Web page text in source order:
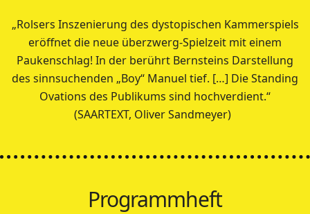
„Rolsers Inszenierung des dystopischen Kammerspiels
eröffnet die neue überzwerg-Spielzeit mit einem
Paukenschlag! In der berührt Bernsteins Darstellung
des sinnsuchenden „Boy“ Manuel tief. […] Die Standing
Ovations des Publikums sind hochverdient.“
(SAARTEXT, Oliver Sandmeyer)
Programmheft